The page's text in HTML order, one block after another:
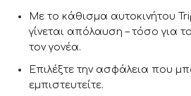
Με το κάθισμα αυτοκινήτου
γίνεται απόλαυση – τόσο για
τον γονέα.
Επιλέξτε την ασφάλεια που
εμπιστευτείτε.